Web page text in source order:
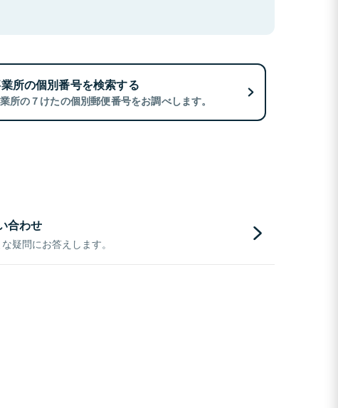
所の個別番号を検索する
所の７けたの個別郵便番号をお調べします。
合わせ
疑問にお答えします。